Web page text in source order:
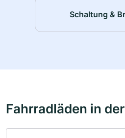
Schaltung &
Fahrradläden in